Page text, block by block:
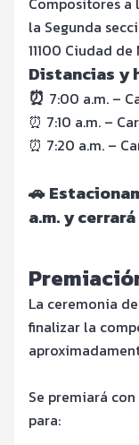
la Segunda
11100 Ciudad de
Distancias y
⏰ 7:00 a.m. –
⏰ 7:10 a.m. –
⏰ 7:20 a.m. –
🚗
a.m. y cerrará
La ceremonia
finalizar la
Se premiará
para: